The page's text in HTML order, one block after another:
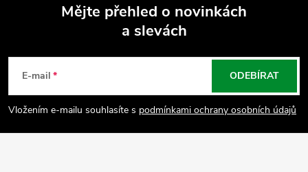
p
a
Mějte přehled o novinkách
a slevách
E-mail
Vložením e-mailu souhlasíte s podmínkami ochrany osobních údajů
ODEBÍRAT